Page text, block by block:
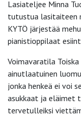
Lasiateljee Minna
tutustua lasitaiteen
KYTÖ järjestää
pianistioppilaat
Voimavaratila
ainutlaatuinen
jonka henkeä ei voi
asukkaat ja eläimet
tervetulleiksi